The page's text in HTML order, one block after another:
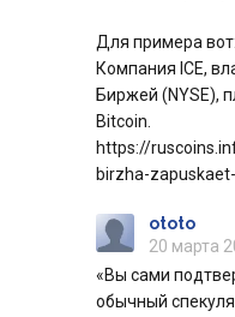
Для примера вот:
Компания ICE,
Биржей (NYSE),
Bitcoin.
https://
birzha-
ototo
20 марта
«Вы сами
обычный